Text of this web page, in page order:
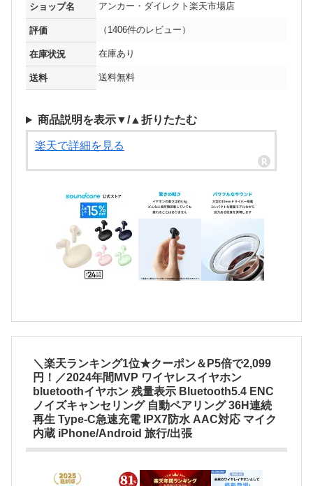
ショップ名 アンカー・ダイレクト楽天市場店
評価 （1406件のレビュー）
在庫状況 在庫あり
送料 送料無料
商品説明を表示▼/▲折りたたむ
楽天で詳細を見る
＼楽天ランキング1位★クーポン＆P5倍で2,099
円！／2024年間MVP ワイヤレスイヤホン
bluetoothイヤホン 残量表示 Bluetooth5.4 ENC
ノイズキャンセリング 自動ペアリング 36H連続
再生 Type‐C急速充電 IPX7防水 AAC対応 マイク
内蔵 iPhone/Android 旅行/出張